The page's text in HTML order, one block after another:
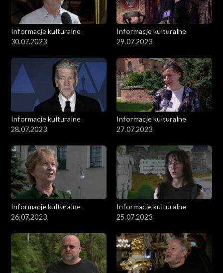
Informacje kulturalne
30.07.2023
Informacje kulturalne
29.07.2023
Informacje kulturalne
28.07.2023
Informacje kulturalne
27.07.2023
Informacje kulturalne
26.07.2023
Informacje kulturalne
25.07.2023